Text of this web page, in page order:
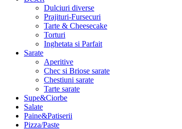
Dulciuri diverse
Prajituri-Fursecuri
Tarte & Cheesecake
Torturi
Inghetata si Parfait
Sarate
Aperitive
Chec si Briose sarate
Chestiuni sarate
Tarte sarate
Supe&Ciorbe
Salate
Paine&Patiserii
Pizza/Paste